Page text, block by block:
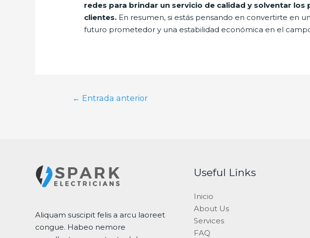
redes para brindar un servicio de calidad y solventar
clientes. En resumen, si estás pensando en convertirte en
futuro prometedor y una estabilidad económica en el
Navegación
← Entrada anterior
Aliquam suscipit felis a arcu laoreet
congue. Habeo nemore
Useful Links
Inicio
About Us
Services
FAQ